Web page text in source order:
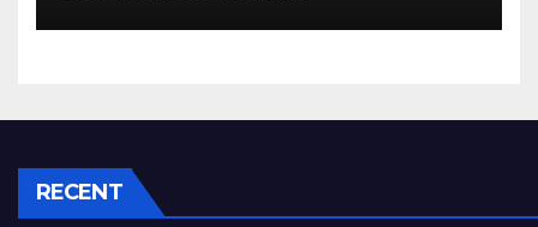
RECENT